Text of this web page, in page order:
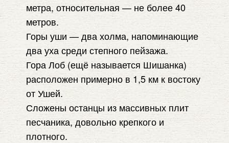
метра, относительная — не более 40
метров.
Горы уши — два холма, напоминающие
два уха среди степного пейзажа.
Гора Лоб (ещё называется Шишанка)
расположен примерно в 1,5 км к востоку
от Ушей.
Сложены останцы из массивных плит
песчаника, довольно крепкого и
плотного.